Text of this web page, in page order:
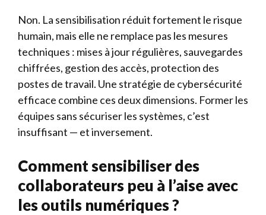
Non. La sensibilisation réduit fortement le risque
humain, mais elle ne remplace pas les mesures
techniques : mises à jour régulières, sauvegardes
chiffrées, gestion des accès, protection des
postes de travail. Une stratégie de cybersécurité
efficace combine ces deux dimensions. Former les
équipes sans sécuriser les systèmes, c’est
insuffisant — et inversement.
Comment sensibiliser des
collaborateurs peu à l’aise avec
les outils numériques ?